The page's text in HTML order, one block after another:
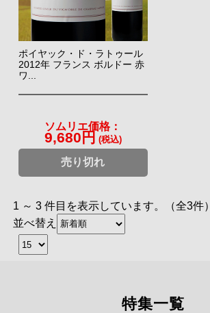
ポイヤック・ド・ラトゥール
2012年 フランス ボルドー 赤
ワ...
ソムリエ価格：
9,680円 (税込)
売り切れ
1 ～ 3 件目を表示しています。（全3件）
並べ替え
特集一覧